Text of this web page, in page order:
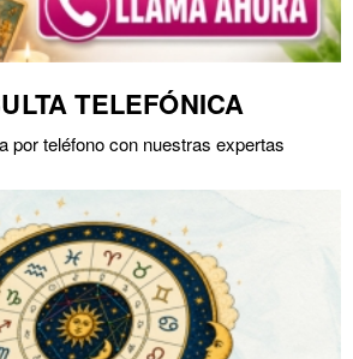
TELEFÓNICA
por teléfono con nuestras expertas